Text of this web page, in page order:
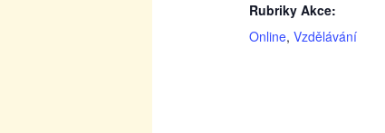
Rubriky Akce:
Online, Vzdělávání